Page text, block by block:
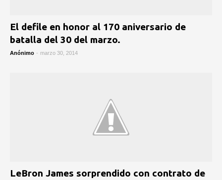
El defile en honor al 170 aniversario de
batalla del 30 del marzo.
Anónimo - marzo 30, 2014
LeBron James sorprendido con contrato de